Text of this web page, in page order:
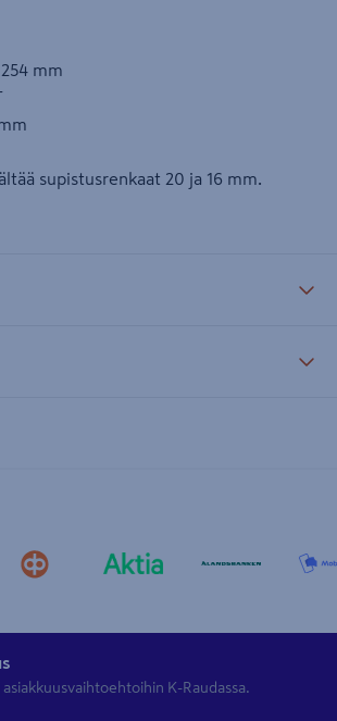
mm
supistusrenkaat 20 ja 16 mm.
K-Raudassa.